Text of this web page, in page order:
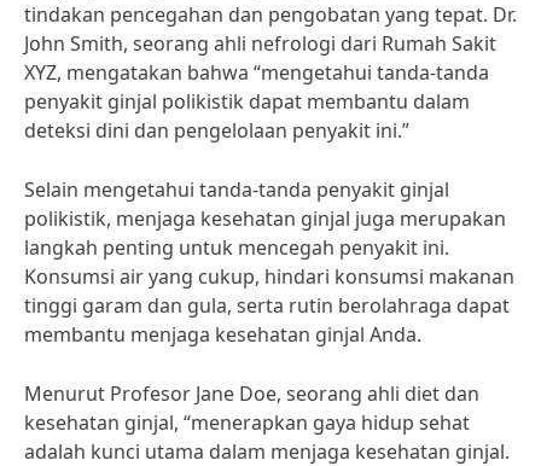
tindakan pencegahan dan pengobatan yang tepat. Dr.
John Smith, seorang ahli nefrologi dari Rumah Sakit
XYZ, mengatakan bahwa “mengetahui tanda-tanda
penyakit ginjal polikistik dapat membantu dalam
deteksi dini dan pengelolaan penyakit ini.”
Selain mengetahui tanda-tanda penyakit ginjal
polikistik, menjaga kesehatan ginjal juga merupakan
langkah penting untuk mencegah penyakit ini.
Konsumsi air yang cukup, hindari konsumsi makanan
tinggi garam dan gula, serta rutin berolahraga dapat
membantu menjaga kesehatan ginjal Anda.
Menurut Profesor Jane Doe, seorang ahli diet dan
kesehatan ginjal, “menerapkan gaya hidup sehat
adalah kunci utama dalam menjaga kesehatan ginjal.